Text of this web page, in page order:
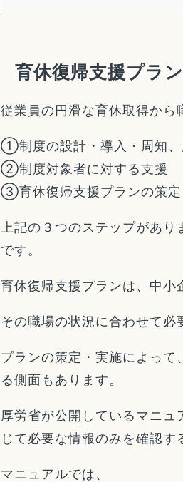
育休復帰支援プラ
従業員の円滑な育休取得から
①制度の設計・導入・周知、
②制度対象者に対する支援
③育休復帰支援プランの策定
上記の３つのステップがあ
です。
育休復帰支援プランは、中小
その職場の状況に合わせて必
プランの策定・実施によっ
る側面もあります。
厚労省が公開しているマニ
じて必要な情報のみを確認す
マニュアルでは、